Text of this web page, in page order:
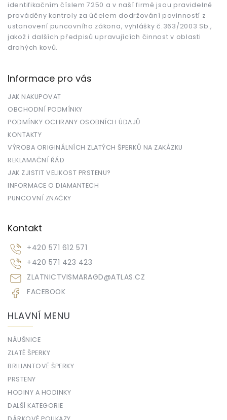
identifikačním číslem 7250 a v naší firmě jsou pravidelně
prováděny kontroly za účelem dodržování povinností z
ustanovení puncovního zákona, vyhlášky č.363/2003 Sb.,
jakož i dalších předpisů upravujících činnost v oblasti
drahých kovů.
Informace pro vás
JAK NAKUPOVAT
OBCHODNÍ PODMÍNKY
PODMÍNKY OCHRANY OSOBNÍCH ÚDAJŮ
KONTAKTY
VÝROBA ORIGINÁLNÍCH ZLATÝCH ŠPERKŮ NA ZAKÁZKU
REKLAMAČNÍ ŘÁD
JAK ZJISTIT VELIKOST PRSTENU?
INFORMACE O DIAMANTECH
PUNCOVNÍ ZNAČKY
Kontakt
ZLATNICTVISMARAGD@ATLAS.CZ
+420 571 612 571
+420 571 423 423
FACEBOOK
HLAVNÍ MENU
NÁUŠNICE
ZLATÉ ŠPERKY
BRILIANTOVÉ ŠPERKY
PRSTENY
HODINY A HODINKY
DALŠÍ KATEGORIE